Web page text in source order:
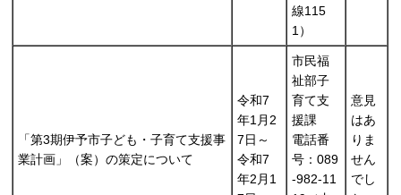
線115
1）
「第3期伊予市子ども・子育て支援事
業計画」（案）の策定について
令和7
年1月2
7日～
令和7
年2月1
市民福
祉部子
育て支
援課
電話番
号：089
-982-11
意見
はあ
りま
せん
でし